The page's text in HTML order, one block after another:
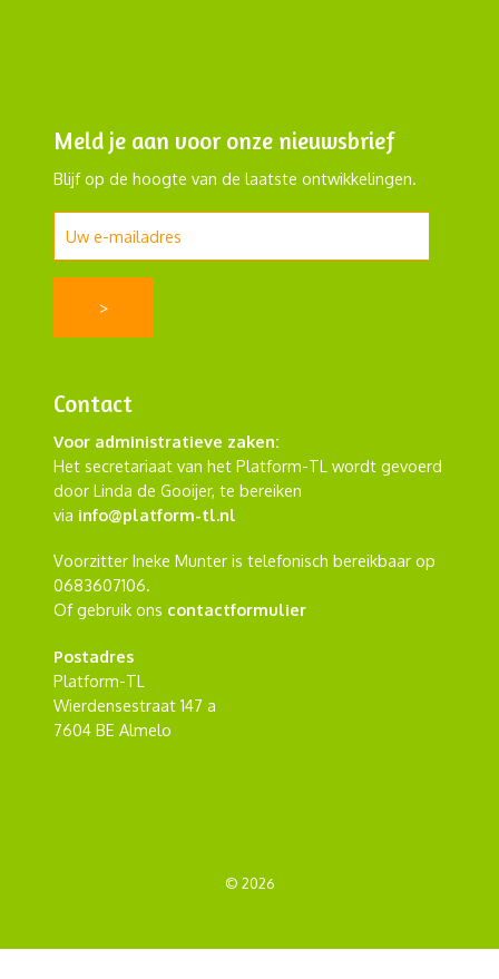
Meld je aan voor onze nieuwsbrief
Blijf op de hoogte van de laatste ontwikkelingen.
Contact
Voor administratieve zaken:
Het secretariaat van het Platform-TL wordt gevoerd
door Linda de Gooijer, te bereiken
via info@platform-tl.nl
Voorzitter Ineke Munter is telefonisch bereikbaar op
0683607106.
Of gebruik ons contactformulier
Postadres
Platform-TL
Wierdensestraat 147 a
7604 BE Almelo
© 2026